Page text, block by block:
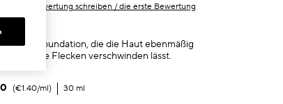
eine Bewertung schreiben / die erste Bewertung
Hybrid-Foundation, die die Haut ebenmäßig
und dunkle Flecken verschwinden lässt.
€1.40/ml 30 ml